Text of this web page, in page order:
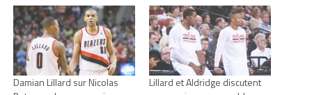
Damian Lillard sur Nicolas
Lillard et Aldridge discutent